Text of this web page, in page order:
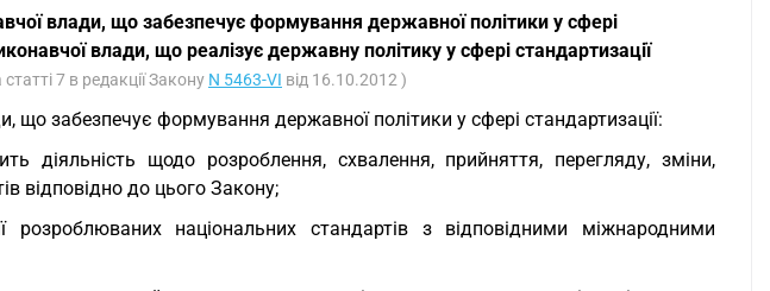
влади, що забезпечує формування державної політики у сфері
влади, що реалізує державну політику у сфері стандартизації
7 в редакції Закону N 5463-VI від 16.10.2012 )
що забезпечує формування державної політики у сфері стандартизації:
діяльність щодо розроблення, схвалення, прийняття, перегляду, зміни,
відповідно до цього Закону;
розроблюваних національних стандартів з відповідними міжнародними